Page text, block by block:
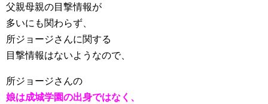
父親母親の目撃情報が
多いにも関わらず、
所ジョージさんに関する
目撃情報はないようなので、
所ジョージさんの
娘は成城学園の出身ではなく、